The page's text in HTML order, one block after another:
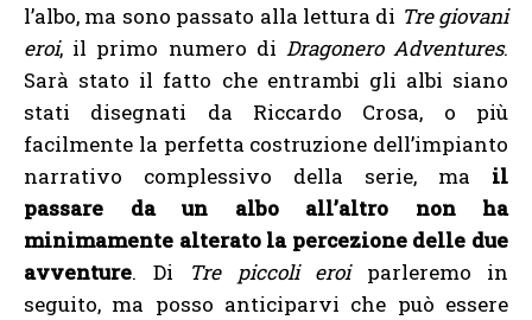
l’albo, ma sono passato alla lettura di Tre giovani
eroi, il primo numero di Dragonero Adventures.
Sarà stato il fatto che entrambi gli albi siano
stati disegnati da Riccardo Crosa, o più
facilmente la perfetta costruzione dell’impianto
narrativo complessivo della serie, ma il
passare da un albo all’altro non ha
minimamente alterato la percezione delle due
avventure. Di Tre piccoli eroiparleremo in
seguito, ma posso anticiparvi che può essere